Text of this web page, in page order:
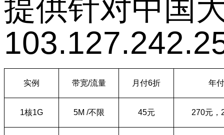
提供针对中国
实例 带宽/流量 月付6折 年付
1核1G 5M /不限 45元 270元，